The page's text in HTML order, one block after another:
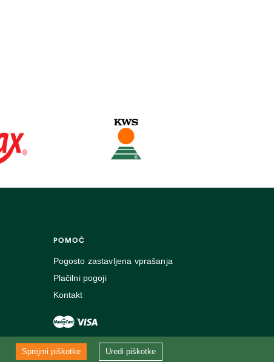
POMOČ
Pogosto zastavljena vprašanja
Plačilni pogoji
Kontakt
Sprejmi piškotke Uredi piškotke